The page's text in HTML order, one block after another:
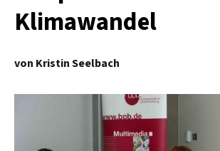
Klimawandel
von Kristin Seelbach